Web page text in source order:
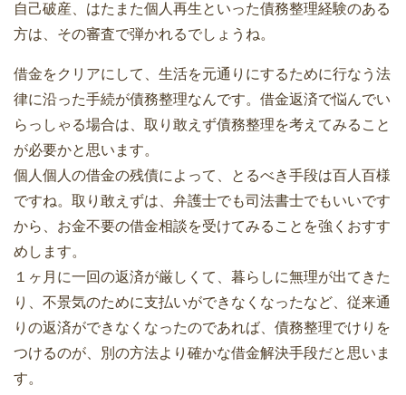
自己破産、はたまた個人再生といった債務整理経験のある
方は、その審査で弾かれるでしょうね。
借金をクリアにして、生活を元通りにするために行なう法
律に沿った手続が債務整理なんです。借金返済で悩んでい
らっしゃる場合は、取り敢えず債務整理を考えてみること
が必要かと思います。
個人個人の借金の残債によって、とるべき手段は百人百様
ですね。取り敢えずは、弁護士でも司法書士でもいいです
から、お金不要の借金相談を受けてみることを強くおすす
めします。
１ヶ月に一回の返済が厳しくて、暮らしに無理が出てきた
り、不景気のために支払いができなくなったなど、従来通
りの返済ができなくなったのであれば、債務整理でけりを
つけるのが、別の方法より確かな借金解決手段だと思いま
す。